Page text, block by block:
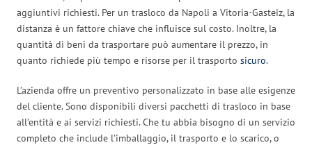
aggiuntivi richiesti. Per un trasloco da Napoli a Vitoria-Gasteiz, la
distanza è un fattore chiave che influisce sul costo. Inoltre, la
quantità di beni da trasportare può aumentare il prezzo, in
quanto richiede più tempo e risorse per il trasporto sicuro.
L’azienda offre un preventivo personalizzato in base alle esigenze
del cliente. Sono disponibili diversi pacchetti di trasloco in base
all’entità e ai servizi richiesti. Che tu abbia bisogno di un servizio
completo che include l’imballaggio, il trasporto e lo scarico, o